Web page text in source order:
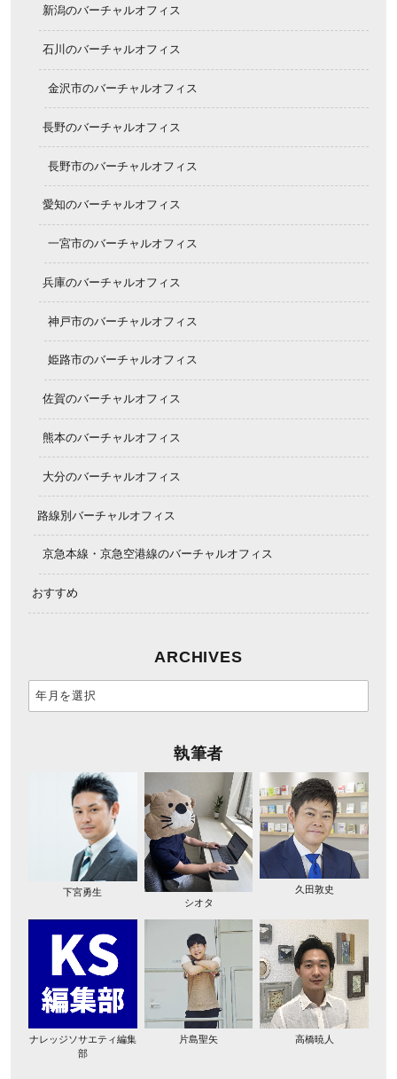
新潟のバーチャルオフィス
石川のバーチャルオフィス
金沢市のバーチャルオフィス
長野のバーチャルオフィス
長野市のバーチャルオフィス
愛知のバーチャルオフィス
一宮市のバーチャルオフィス
兵庫のバーチャルオフィス
神戸市のバーチャルオフィス
姫路市のバーチャルオフィス
佐賀のバーチャルオフィス
熊本のバーチャルオフィス
大分のバーチャルオフィス
路線別バーチャルオフィス
京急本線・京急空港線のバーチャルオフィス
おすすめ
ARCHIVES
執筆者
下宮勇生
シオタ
久田敦史
ナレッジソサエティ編集
部
片島聖矢 高橋暁人